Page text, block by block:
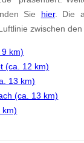
Sie hier. Die
zwischen den
km)
(ca. 12 km)
13 km)
(ca. 13 km)
km)